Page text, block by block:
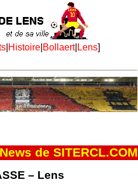
| Histoire| Bollaert| Lens]
de SITERCL.COM
– Lens